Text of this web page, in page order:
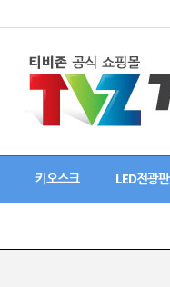
키오스크 LED전광판